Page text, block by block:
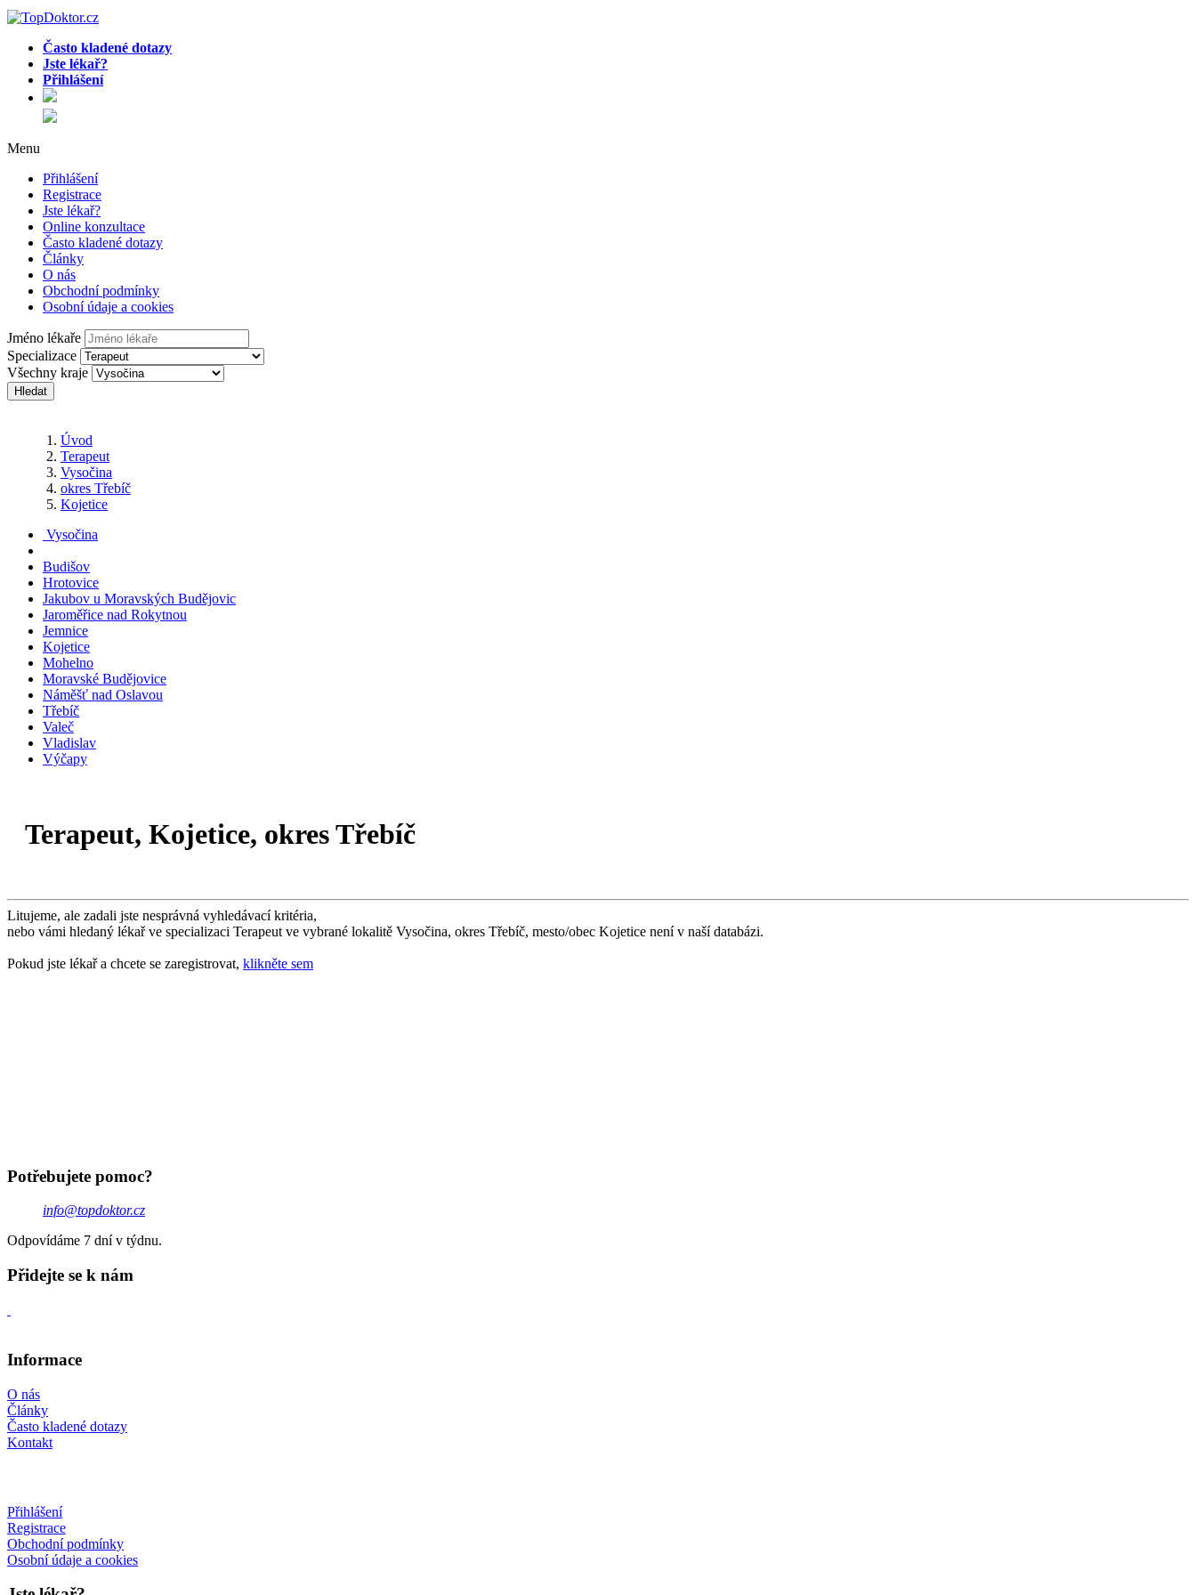
Často kladené dotazy
Jste lékař?
Přihlášení
Menu
Přihlášení
Registrace
Jste lékař?
Online konzultace
Často kladené dotazy
Články
O nás
Obchodní podmínky
Osobní údaje a cookies
Jméno lékaře
Specializace
Všechny kraje
Hledat
Úvod
Terapeut
Vysočina
okres Třebíč
Kojetice
Vysočina
Budišov
Hrotovice
Jakubov u Moravských Budějovic
Jaroměřice nad Rokytnou
Jemnice
Kojetice
Mohelno
Moravské Budějovice
Náměšť nad Oslavou
Třebíč
Valeč
Vladislav
Výčapy
Terapeut, Kojetice, okres Třebíč
Litujeme, ale zadali jste nesprávná vyhledávací kritéria,
nebo vámi hledaný lékař ve specializaci Terapeut ve vybrané lokalitě Vysočina, okres Třebíč, mesto/obec Kojetice není v naší databázi.
Pokud jste lékař a chcete se zaregistrovat, klikněte sem
Potřebujete pomoc?
info@topdoktor.cz
Odpovídáme 7 dní v týdnu.
Přidejte se k nám
Informace
O nás
Články
Často kladené dotazy
Kontakt
Přihlášení
Registrace
Obchodní podmínky
Osobní údaje a cookies